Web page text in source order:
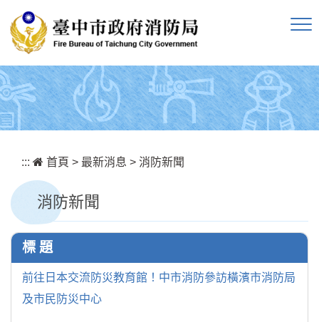
::: 首頁 > 最新消息 > 消防新聞
消防新聞
標 題
前往日本交流防災教育館！中市消防參訪橫濱市消防局
及市民防災中心